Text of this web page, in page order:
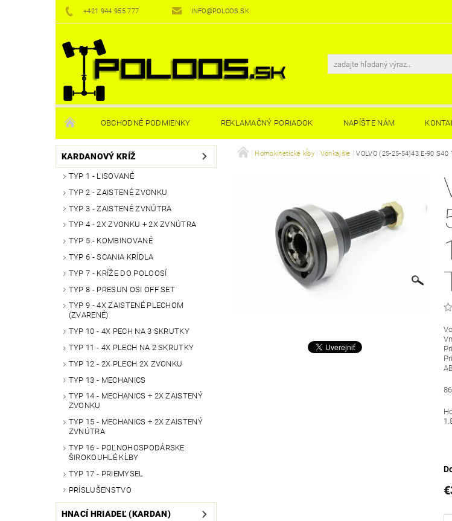
+421 944 955 777 INFO@POLOOS.SK
OBCHODNÉ PODMIENKY REKLAMAČNÝ PORIADOK NAPÍŠTE NÁM
KARDANOVÝ KRÍŽ
TYP 1 - LISOVANÉ
TYP 2 - ZAISTENÉ ZVONKU
TYP 3 - ZAISTENÉ ZVNÚTRA
TYP 4 - 2X ZVONKU + 2X ZVNÚTRA
TYP 5 - KOMBINOVANÉ
TYP 6 - SCANIA KRÍDLA
TYP 7 - KRÍŽE DO POLOOSÍ
TYP 8 - PRESUN OSI OFF SET
TYP 9 - 4X ZAISTENÉ PLECHOM
(ZVARENÉ)
TYP 10 - 4X PECH NA 3 SKRUTKY
TYP 11 - 4X PLECH NA 2 SKRUTKY
TYP 12 - 2X PLECH 2X ZVONKU
TYP 13 - MECHANICS
TYP 14 - MECHANICS + 2X ZAISTENÝ
ZVONKU
TYP 15 - MECHANICS + 2X ZAISTENÝ
ZVNÚTRA
TYP 16 - POĽNOHOSPODÁRSKE
ŠIROKOUHLÉ KĹBY
TYP 17 - PRIEMYSEL
PRÍSLUŠENSTVO
HNACÍ HRIADEĽ (KARDAN)
Homokinetické kĺby Vonkajšie VOLVO (25-25-54)43 E-90